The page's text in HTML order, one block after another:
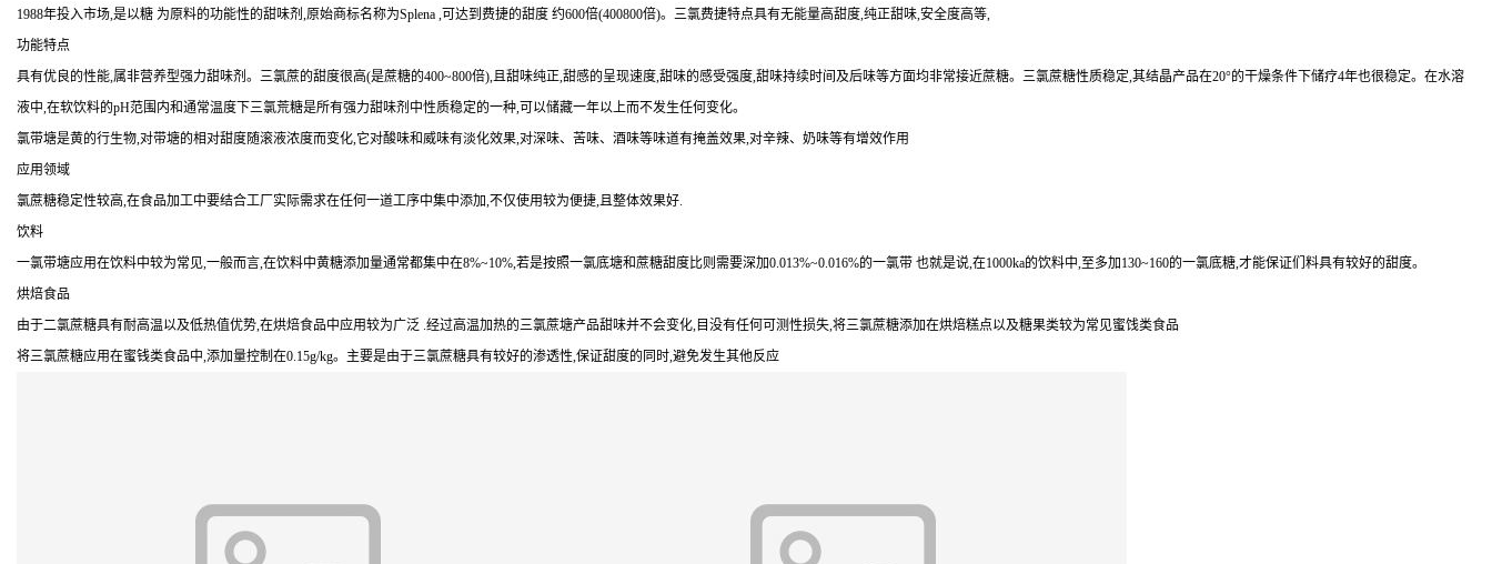
1988年投入市场,是以糖 为原料的功能性的甜味剂,原始商标名称为Splena ,可达到费捷的甜度 约600倍(400800倍)。三氯费捷特点具有无能量高甜度,纯正甜味,安全度高等,
功能特点
具有优良的性能,属非营养型强力甜味剂。三氯蔗的甜度很高(是蔗糖的400~800倍),且甜味纯正,甜感的呈现速度,甜味的感受强度,甜味持续时间及后味等方面均非常接近蔗糖。三氯蔗糖性质稳定,其结晶产品在20°的干燥条件下储疗4年也很稳定。在水溶
液中,在软饮料的pH范围内和通常温度下三氯荒糖是所有强力甜味剂中性质稳定的一种,可以储藏一年以上而不发生任何变化。
氯带塘是黄的行生物,对带塘的相对甜度随滚液浓度而变化,它对酸味和威味有淡化效果,对深味、苦味、酒味等味道有掩盖效果,对辛辣、奶味等有增效作用
应用领域
氯蔗糖稳定性较高,在食品加工中要结合工厂实际需求在任何一道工序中集中添加,不仅使用较为便捷,且整体效果好.
饮料
一氯带塘应用在饮料中较为常见,一般而言,在饮料中黄糖添加量通常都集中在8%~10%,若是按照一氯底塘和蔗糖甜度比则需要深加0.013%~0.016%的一氯带 也就是说,在1000ka的饮料中,至多加130~160的一氯底糖,才能保证们料具有较好的甜度。
烘焙食品
由于二氯蔗糖具有耐高温以及低热值优势,在烘焙食品中应用较为广泛 .经过高温加热的三氯蔗塘产品甜味并不会变化,目没有任何可测性损失,将三氯蔗糖添加在烘焙糕点以及糖果类较为常见蜜饯类食品
将三氯蔗糖应用在蜜钱类食品中,添加量控制在0.15g/kg。主要是由于三氯蔗糖具有较好的渗透性,保证甜度的同时,避免发生其他反应